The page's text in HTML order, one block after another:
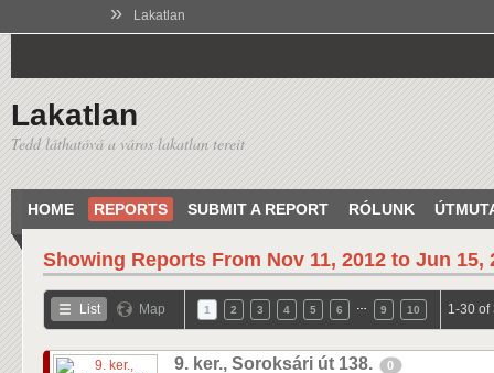
» Lakatlan
Lakatlan
Tedd láthatóvá a város lakatlan tereit
HOME REPORTS SUBMIT A REPORT RÓLUNK
Showing Reports From Nov 11, 2012 to Jun 15,
List Map 1 2 3 4 5 6 9 10 1-30 of
9. ker., Soroksári út 138. 0